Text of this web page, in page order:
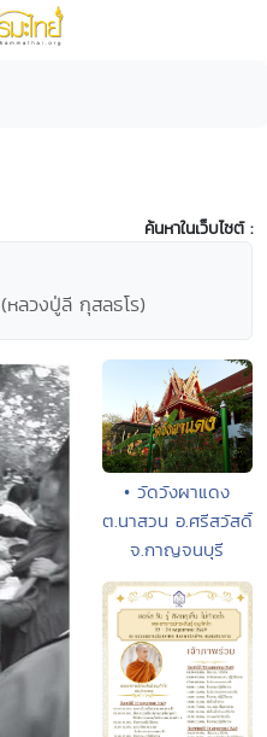
ค้นหาในเว็บไซต์ :
หลวงปู่ลี กุสลธโร)
• วัดวังผาแดง
ต.นาสวน อ.ศรีสวัสดิ์
จ.กาญจนบุรี